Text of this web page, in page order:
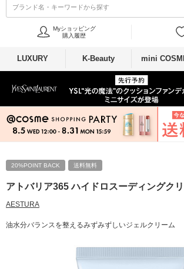
ブランド名・キーワードから探す
Myショッピング
購入履歴
LUXURY K-Beauty mini
20%POINT BACK 送料無料
アトバリア365 ハイドロスーディングク
AESTURA
油水分バランスを整えるみずみずしいジェルクリーム